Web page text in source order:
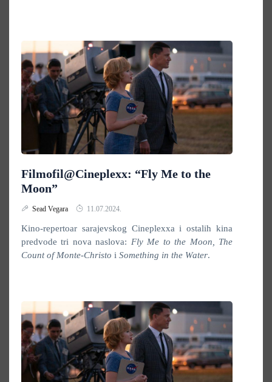
Filmofil@Cineplexx: “Fly Me to the
Moon”
Sead Vegara 11.07.2024.
Kino-repertoar sarajevskog Cineplexxa i ostalih kina
predvode tri nova naslova: Fly Me to the Moon, The
Count of Monte-Christo i Something in the Water.